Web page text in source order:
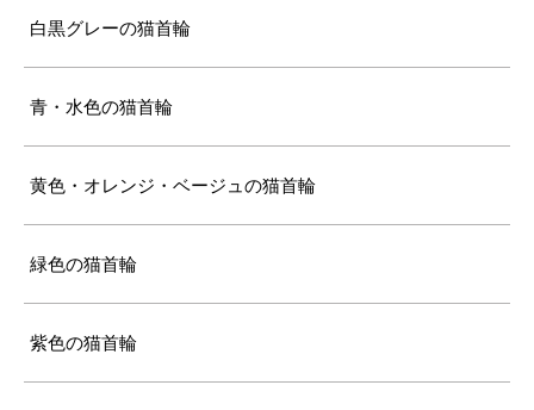
白黒グレーの猫首輪
青・水色の猫首輪
黄色・オレンジ・ベージュの猫首輪
緑色の猫首輪
紫色の猫首輪